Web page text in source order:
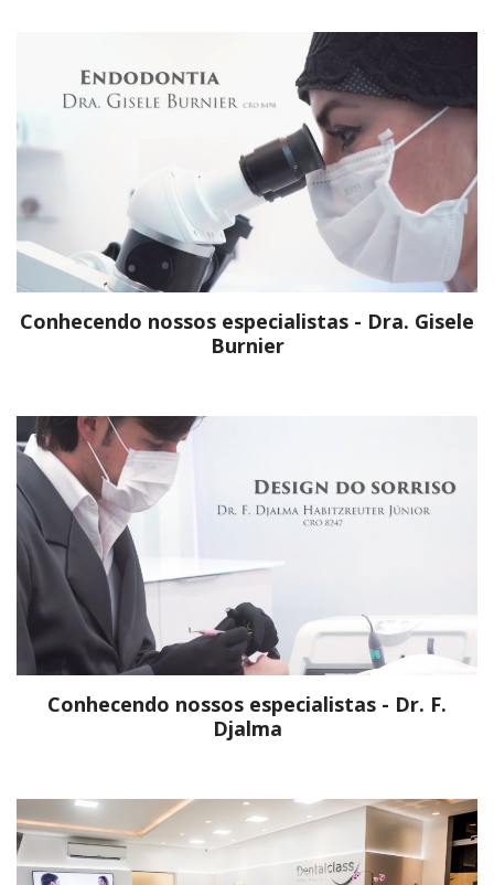
Conhecendo nossos especialistas - Dra. Gisele
Burnier
Conhecendo nossos especialistas - Dr. F.
Djalma